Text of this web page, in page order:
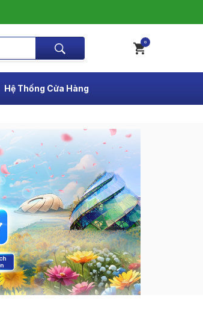
0
Hệ Thống Cửa Hàng